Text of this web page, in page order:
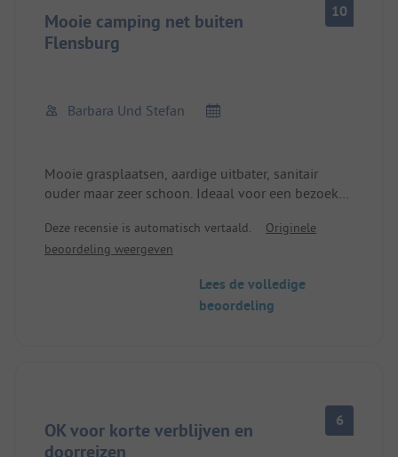
Mooie camping net buiten
Flensburg
10
Barbara Und Stefan
Mooie grasplaatsen, aardige uitbater, sanitair
ouder maar zeer schoon. Ideaal voor een bezoek
Deze recensie is automatisch vertaald.
Originele
beoordeling weergeven
Lees de volledige
beoordeling
OK voor korte verblijven en
doorreizen
6